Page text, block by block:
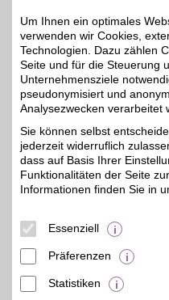
47 km
5%
Bosch Car
49,1 km
Autohaus
Um Ihnen ein optimales
verwenden wir Cookies,
Technologien. Dazu zählen
Seite und für die Steuerung
Unternehmensziele
pseudonymisiert und
Analysezwecken verarbeitet
Sie können selbst
jederzeit widerruflich
dass auf Basis Ihrer
Funktionalitäten der Seite
Informationen finden Sie in
Essenziell
Präferenzen
Statistiken